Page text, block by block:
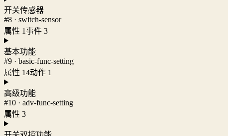
开关传感器
#8 · switch-sensor
属性 1事件 3
基本功能
#9 · basic-func-setting
属性 14动作 1
高级功能
#10 · adv-func-setting
属性 3